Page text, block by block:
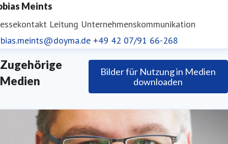
Meints
Leitung Unternehmenskommunikation
+49 42 07/91 66-268
Zugehörige
Medien
Bilder für Nutzung in Medien
downloaden